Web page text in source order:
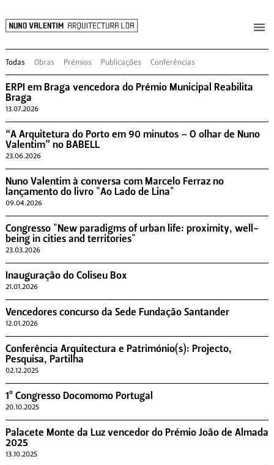
Todas Obras Prémios Publicações Conferências
ERPI em Braga vencedora do Prémio Municipal Reabilita
Braga
13.07.2026
“A Arquitetura do Porto em 90 minutos – O olhar de Nuno
Valentim” no BABELL
23.06.2026
Nuno Valentim à conversa com Marcelo Ferraz no
lançamento do livro "Ao Lado de Lina"
09.04.2026
Congresso "New paradigms of urban life: proximity, well-
being in cities and territories"
23.03.2026
Inauguração do Coliseu Box
21.01.2026
Vencedores concurso da Sede Fundação Santander
12.01.2026
Conferência Arquitectura e Património(s): Projecto,
Pesquisa, Partilha
02.12.2025
1º Congresso Docomomo Portugal
20.10.2025
Palacete Monte da Luz vencedor do Prémio João de Almada
2025
13.10.2025